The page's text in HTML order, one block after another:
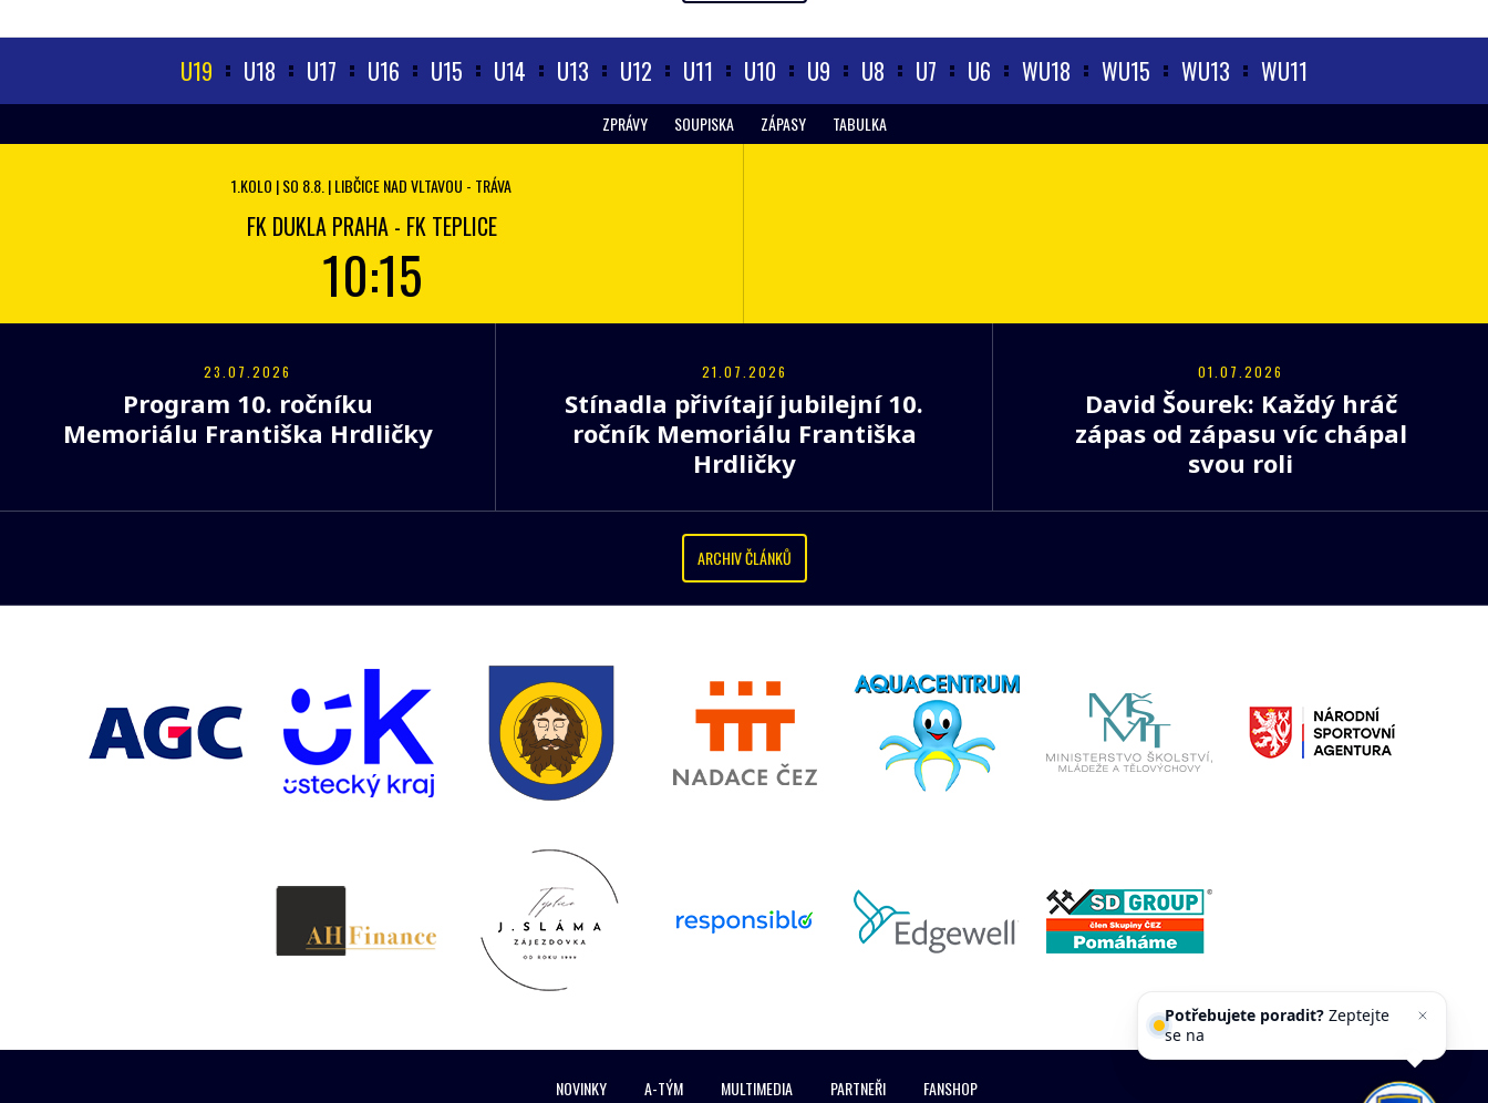
U19 U18 U17 U16 U15 U14 U13 U12 U11 U10 U9 U8 U7 U6 WU18 WU15 WU13 WU11
ZPRÁVY SOUPISKA ZÁPASY TABULKA
1.KOLO | SO 8.8. | LIBČICE NAD VLTAVOU - TRÁVA
FK DUKLA PRAHA - FK TEPLICE
10:15
23.07.2026
Program 10. ročníku
Memoriálu Františka Hrdličky
21.07.2026
Stínadla přivítají jubilejní 10.
ročník Memoriálu Františka
Hrdličky
01.07.2026
David Šourek: Každý hráč
zápas od zápasu víc chápal
svou roli
ARCHIV ČLÁNKŮ
NOVINKY A-TÝM MULTIMEDIA PARTNEŘI FANSHOP
Potřebujete poradit?Zeptejte
se našeho asistenta